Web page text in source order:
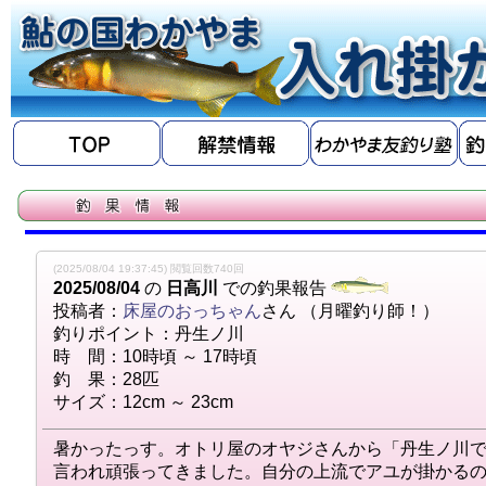
(2025/08/04 19:37:45) 閲覧回数740回
2025/08/04 の 日高川
での釣果報告
投稿者： 床屋のおっちゃんさん （月曜釣り師！）
釣りポイント：丹生ノ川
時 間：10時頃 ～ 17時頃
釣 果：28匹
サイズ：12cm ～ 23cm
暑かったっす。オトリ屋のオヤジさんから「丹生ノ川
言われ頑張ってきました。自分の上流でアユが掛かる